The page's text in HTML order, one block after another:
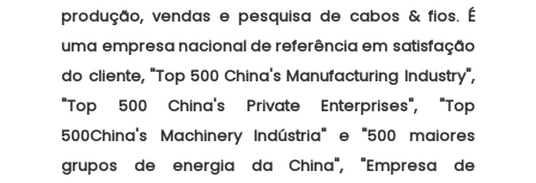
produção, vendas e pesquisa de cabos & fios. É
uma empresa nacional de referência em satisfação
do cliente, "Top 500 China's Manufacturing Industry",
"Top 500 China's Private Enterprises", "Top
500China's Machinery Indústria" e "500 maiores
grupos de energia da China", "Empresa de